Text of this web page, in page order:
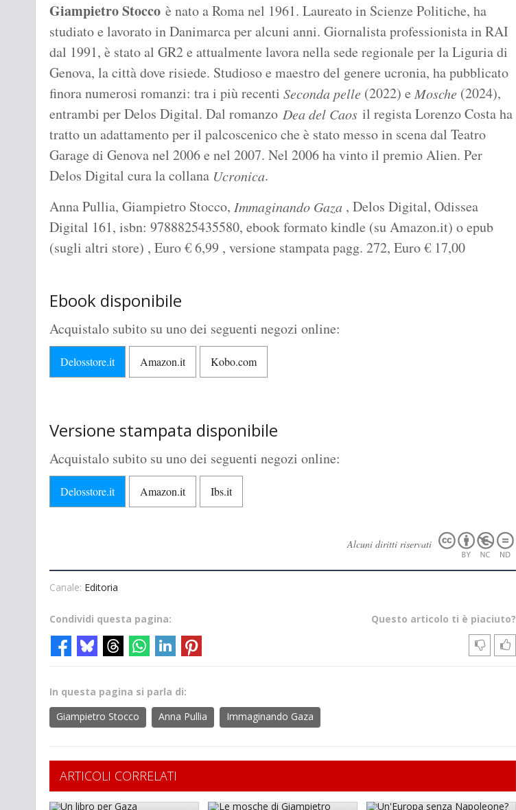
Giampietro Stocco è nato a Roma nel 1961. Laureato in Scienze Politiche, ha
studiato e lavorato in Danimarca per alcuni anni. Giornalista professionista in RAI
dal 1991, è stato al GR2 e attualmente lavora nella sede regionale per la Liguria di
Genova, la città dove risiede. Studioso e maestro del genere ucronia, ha pubblicato
finora numerosi romanzi: tra i più recenti Seconda pelle (2022) e Mosche (2024),
entrambi per Delos Digital. Dal romanzo Dea del Caos il regista Lorenzo Costa ha
tratto un adattamento per il palcoscenico che è stato messo in scena dal Teatro
Garage di Genova nel 2006 e nel 2007. Nel 2006 ha vinto il premio Alien. Per
Delos Digital cura la collana Ucronica.
Anna Pullia, Giampietro Stocco, Immaginando Gaza , Delos Digital, Odissea
Digital 161, isbn: 9788825435580, ebook formato kindle (su Amazon.it) o epub
(sugli altri store) , Euro€6,99 , versione stampata pagg. 272, Euro€ 17,00
Ebook disponibile
Acquistalo subito su uno dei seguenti negozi online:
Delosstore.it Amazon.it Kobo.com
Versione stampata disponibile
Acquistalo subito su uno dei seguenti negozi online:
Delosstore.it Amazon.it Ibs.it
Alcuni diritti riservati
Canale: Editoria
Questo articolo ti è piaciuto?
Condividi questa pagina:
In questa pagina si parla di:
Giampietro Stocco
Anna Pullia Immaginando Gaza
ARTICOLI CORRELATI